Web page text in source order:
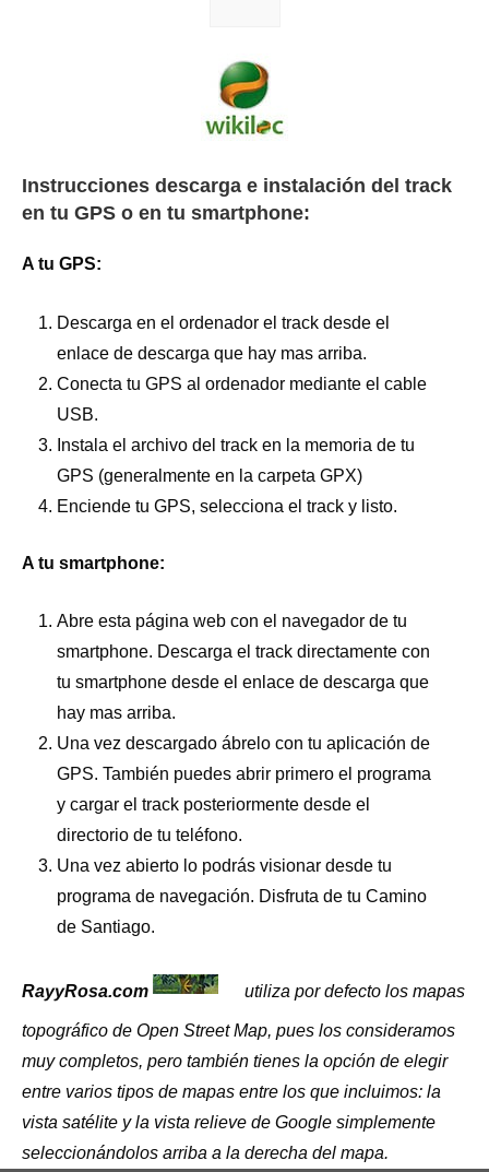
Instrucciones descarga e instalación del track
en tu GPS o en tu smartphone:
A tu GPS:
Descarga en el ordenador el track desde el
enlace de descarga que hay mas arriba.
Conecta tu GPS al ordenador mediante el cable
USB.
Instala el archivo del track en la memoria de tu
GPS (generalmente en la carpeta GPX)
Enciende tu GPS, selecciona el track y listo.
A tu smartphone:
Abre esta página web con el navegador de tu
smartphone. Descarga el track directamente con
tu smartphone desde el enlace de descarga que
hay mas arriba.
Una vez descargado ábrelo con tu aplicación de
GPS. También puedes abrir primero el programa
y cargar el track posteriormente desde el
directorio de tu teléfono.
Una vez abierto lo podrás visionar desde tu
programa de navegación. Disfruta de tu Camino
de Santiago.
RayyRosa.com utiliza por defecto los mapas
topográfico de Open Street Map, pues los consideramos
muy completos, pero también tienes la opción de elegir
entre varios tipos de mapas entre los que incluimos: la
vista satélite y la vista relieve de Google simplemente
seleccionándolos arriba a la derecha del mapa.